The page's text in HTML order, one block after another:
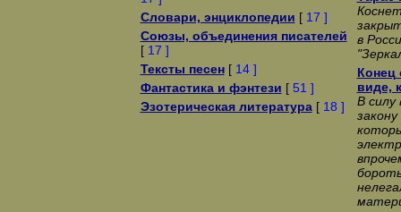
Словари, энциклопедии [ 17 ]
Союзы, объединения писателей
[ 17 ]
Тексты песен[ 14 ]
Фантастика и фэнтези [ 51 ]
Эзотерическая литература[ 18 ]
в
Конец
виде,
В силу